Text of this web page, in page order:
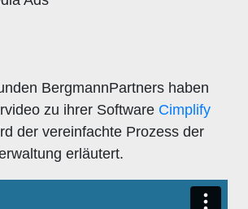
BergmannPartners haben
zu ihrer Software Cimplify
der vereinfachte Prozess der
erläutert.